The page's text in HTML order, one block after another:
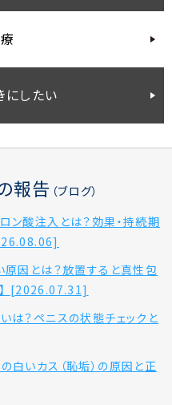
にしたい
報告 （ブログ）
ン酸注入とは？効果・持続期
原因とは？放置すると真性包
[2026.07.31]
は？ペニスの状態チェックと
白いカス（恥垢）の原因と正